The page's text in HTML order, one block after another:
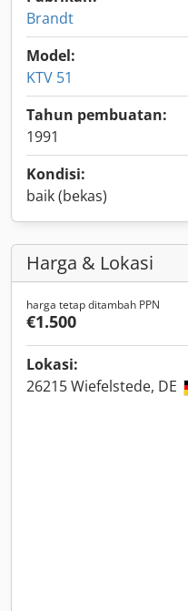
Brandt
Model:
KTV 51
Tahun pembuatan:
1991
Kondisi:
baik (bekas)
Harga & Lokasi
harga tetap ditambah PPN
€1.500
Lokasi:
26215 Wiefelstede, DE